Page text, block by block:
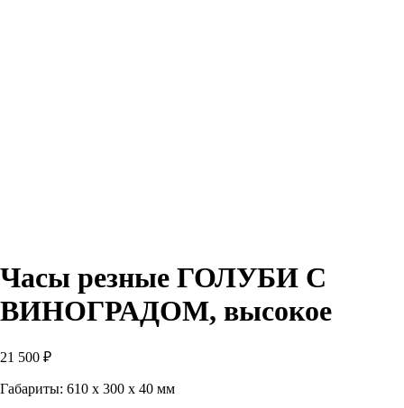
Часы резные ГОЛУБИ С
ВИНОГРАДОМ, высокое
21 500 ₽
Габариты: 610 х 300 х 40 мм